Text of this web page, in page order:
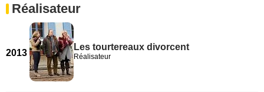
Réalisateur
2013
Les tourtereaux divorcent
Réalisateur